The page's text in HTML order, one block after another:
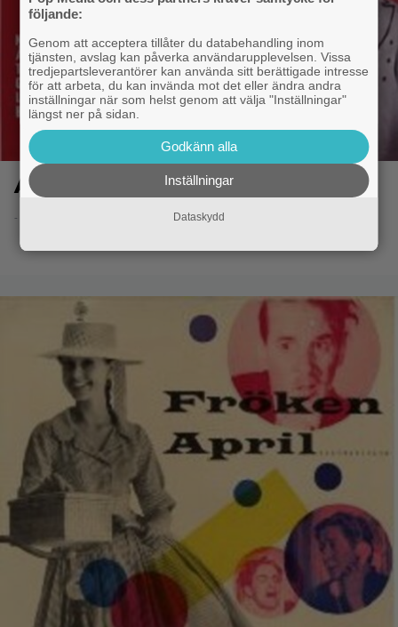
Ansiktet
- 8.6.2014 20:50
följande:
Genom att acceptera tillåter du databehandling inom
tjänsten, avslag kan påverka användarupplevelsen. Vissa
tredjepartsleverantörer kan använda sitt berättigade intresse
för att arbeta, du kan invända mot det eller ändra andra
inställningar när som helst genom att välja "Inställningar"
längst ner på sidan.
Godkänn alla
Inställningar
Dataskydd